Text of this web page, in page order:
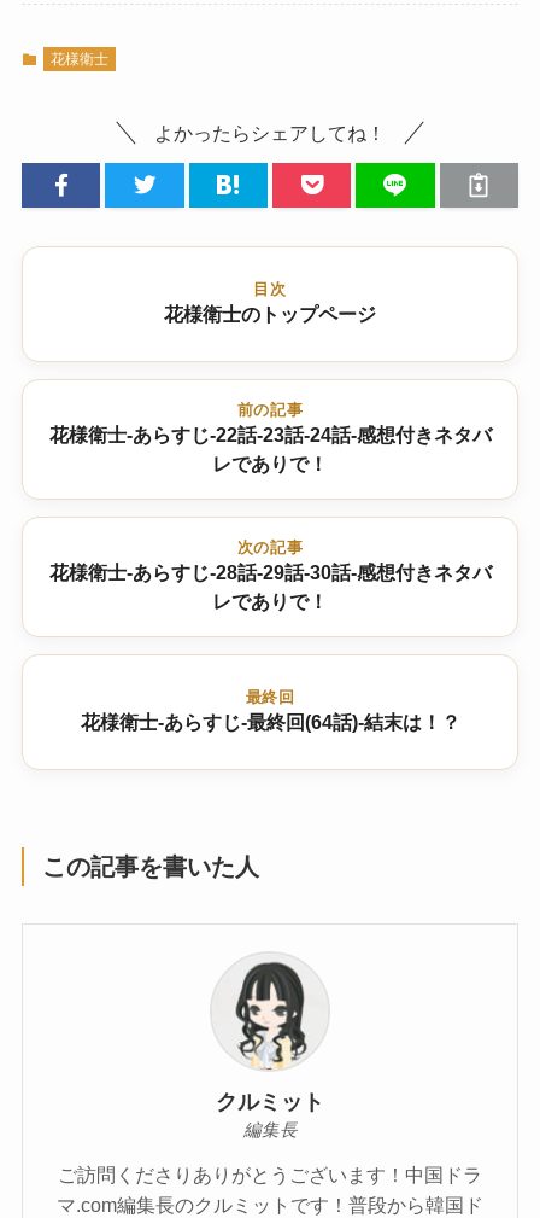
花様衛士
よかったらシェアしてね！
目次
花様衛士のトップページ
前の記事
花様衛士-あらすじ-22話-23話-24話-感想付きネタバ
レでありで！
次の記事
花様衛士-あらすじ-28話-29話-30話-感想付きネタバ
レでありで！
最終回
花様衛士-あらすじ-最終回(64話)-結末は！？
この記事を書いた人
クルミット
編集長
ご訪問くださりありがとうございます！中国ドラ
マ.com編集長のクルミットです！普段から韓国ド